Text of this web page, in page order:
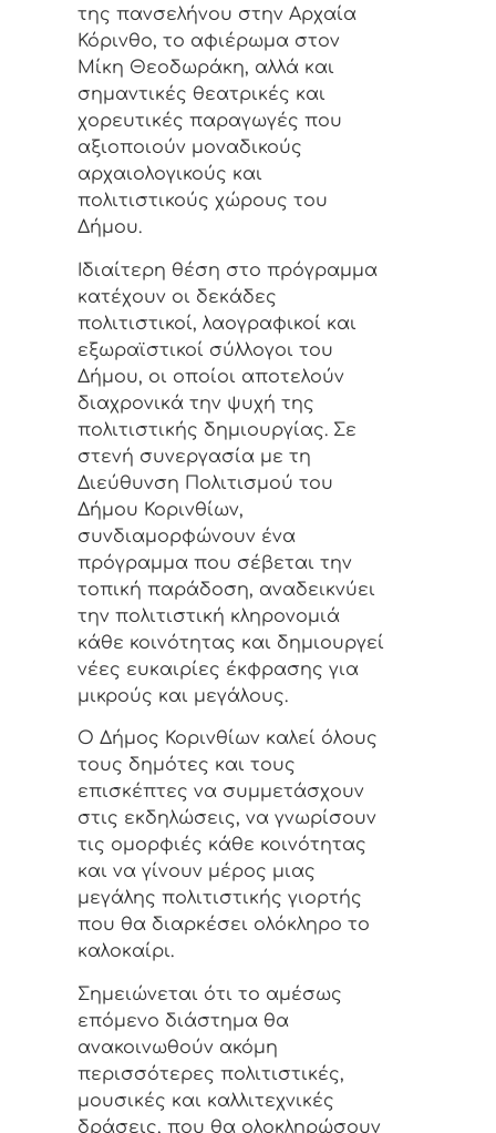
της πανσελήνου στην Αρχαία
Κόρινθο, το αφιέρωμα στον
Μίκη Θεοδωράκη, αλλά και
σημαντικές θεατρικές και
χορευτικές παραγωγές που
αξιοποιούν μοναδικούς
αρχαιολογικούς και
πολιτιστικούς χώρους του
Δήμου.
Ιδιαίτερη θέση στο πρόγραμμα
κατέχουν οι δεκάδες
πολιτιστικοί, λαογραφικοί και
εξωραϊστικοί σύλλογοι του
Δήμου, οι οποίοι αποτελούν
διαχρονικά την ψυχή της
πολιτιστικής δημιουργίας. Σε
στενή συνεργασία με τη
Διεύθυνση Πολιτισμού του
Δήμου Κορινθίων,
συνδιαμορφώνουν ένα
πρόγραμμα που σέβεται την
τοπική παράδοση, αναδεικνύει
την πολιτιστική κληρονομιά
κάθε κοινότητας και δημιουργεί
νέες ευκαιρίες έκφρασης για
μικρούς και μεγάλους.
Ο Δήμος Κορινθίων καλεί όλους
τους δημότες και τους
επισκέπτες να συμμετάσχουν
στις εκδηλώσεις, να γνωρίσουν
τις ομορφιές κάθε κοινότητας
και να γίνουν μέρος μιας
μεγάλης πολιτιστικής γιορτής
που θα διαρκέσει ολόκληρο το
καλοκαίρι.
Σημειώνεται ότι το αμέσως
επόμενο διάστημα θα
ανακοινωθούν ακόμη
περισσότερες πολιτιστικές,
μουσικές και καλλιτεχνικές
δράσεις, που θα ολοκληρώσουν